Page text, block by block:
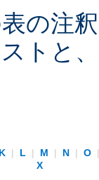
の注
トと
K | L | M | N | O
X